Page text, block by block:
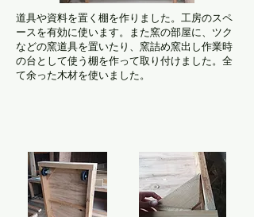
道具や資料を置く棚を作りました。工房のスペ
ースを有効に使います。また窯の部屋に、ツク
などの窯道具を置いたり、窯詰め窯出し作業時
の台として使う棚を作って取り付けました。全
て余った木材を使いました。